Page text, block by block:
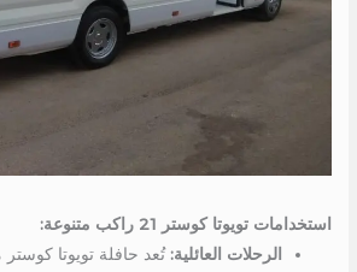
استخدامات تويوتا كوستر 21 راكب متنوعة:
الرحلات العائلية:تُعد حافلة تويوتا كوستر